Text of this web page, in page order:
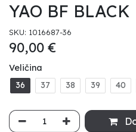
YAO BF BLACK
SKU: 1016687-36
90,00 €
Veličina
36
37 38 39 40